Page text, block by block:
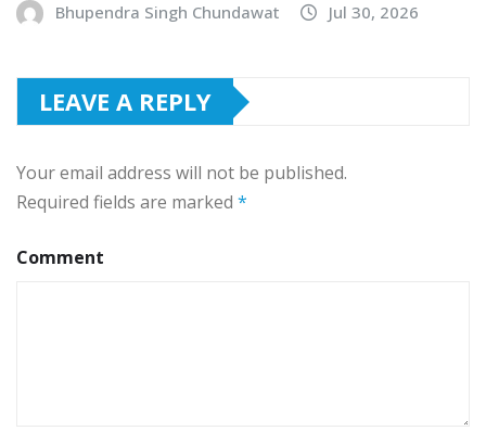
Bhupendra Singh Chundawat Jul 30, 2026
LEAVE A REPLY
Your email address will not be published.
Required fields are marked *
Comment